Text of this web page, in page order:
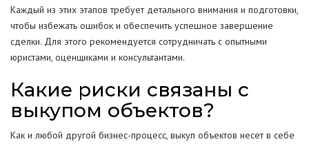
Каждый из этих этапов требует детального внимания и подготовки,
чтобы избежать ошибок и обеспечить успешное завершение
сделки. Для этого рекомендуется сотрудничать с опытными
юристами, оценщиками и консультантами.
Какие риски связаны с
выкупом объектов?
Как и любой другой бизнес-процесс, выкуп объектов несет в себе